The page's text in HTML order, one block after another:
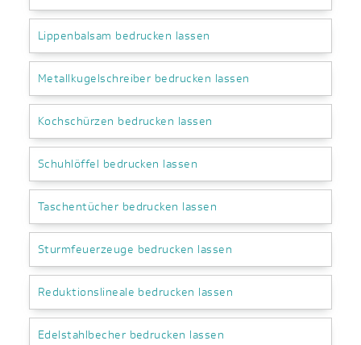
Lippenbalsam bedrucken lassen
Metallkugelschreiber bedrucken lassen
Kochschürzen bedrucken lassen
Schuhlöffel bedrucken lassen
Taschentücher bedrucken lassen
Sturmfeuerzeuge bedrucken lassen
Reduktionslineale bedrucken lassen
Edelstahlbecher bedrucken lassen